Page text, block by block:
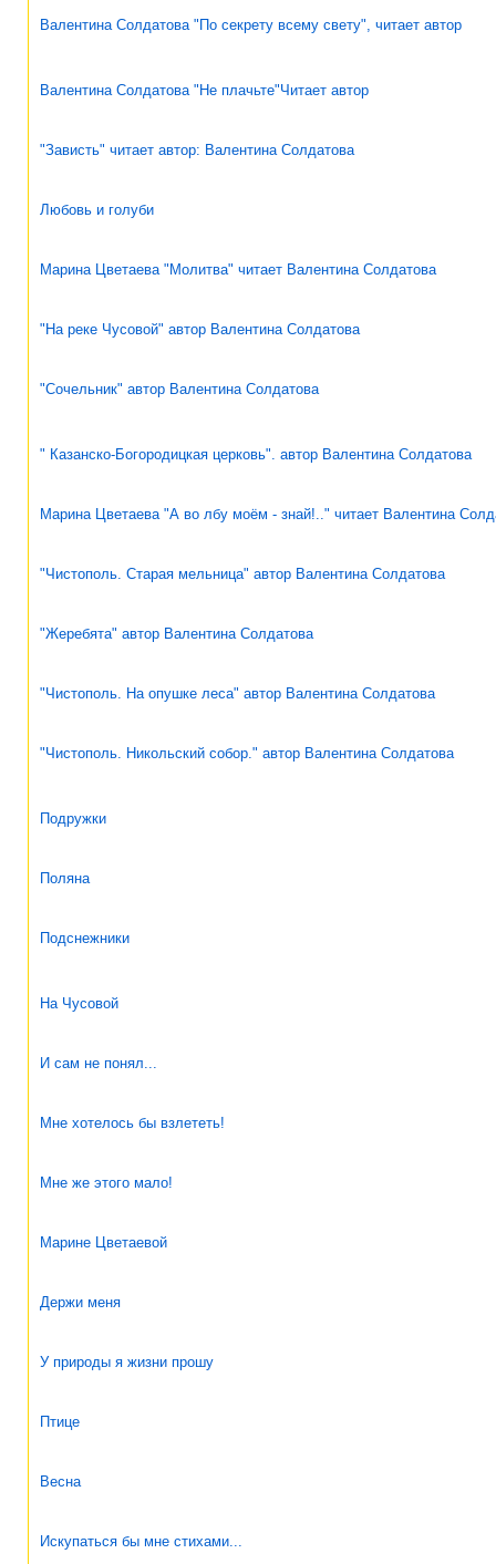
Валентина Солдатова "По секрету всему свету", читает автор
Валентина Солдатова "Не плачьте"Читает автор
"Зависть" читает автор: Валентина Солдатова
Любовь и голуби
Марина Цветаева "Молитва" читает Валентина Солдатова
"На реке Чусовой" автор Валентина Солдатова
"Сочельник" автор Валентина Солдатова
" Казанско-Богородицкая церковь". автор Валентина Солдатова
Марина Цветаева "А во лбу моём - знай!.." читает Валентина
"Чистополь. Старая мельница" автор Валентина Солдатова
"Жеребята" автор Валентина Солдатова
"Чистополь. На опушке леса" автор Валентина Солдатова
"Чистополь. Никольский собор." автор Валентина Солдатова
Подружки
Поляна
Подснежники
На Чусовой
И сам не понял...
Мне хотелось бы взлететь!
Мне же этого мало!
Марине Цветаевой
Держи меня
У природы я жизни прошу
Птице
Весна
Искупаться бы мне стихами...